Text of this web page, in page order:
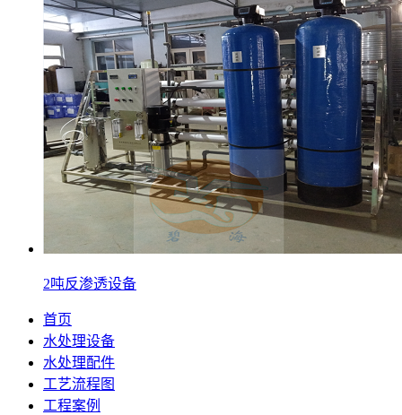
2吨反渗透设备
首页
水处理设备
水处理配件
工艺流程图
工程案例